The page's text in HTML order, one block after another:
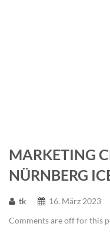
MARKETING
NÜRNBERG
tk 16. März 2023
Comments are off for this